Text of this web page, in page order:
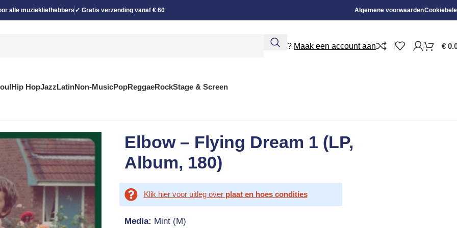
alle muziekliefhebbers ✓ Gratis verzending vanaf € 60 Algemene voorwaarden
Nieuw? Maak een account aan €
Hip HopJazzLatinNon-MusicPopReggaeRockStage & Screen
Elbow – Flying Dream 1 (LP,
Album, 180)
Klik hier voor uitleg over plaat en hoes condities
Media: Mint (M)